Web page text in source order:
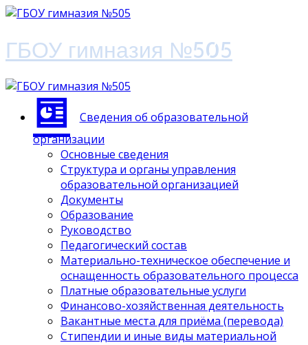
ГБОУ гимназия №505
Сведения об образовательной
организации
Основные сведения
Структура и органы управления
образовательной организацией
Документы
Образование
Руководство
Педагогический состав
Материально-техническое обеспечение и
оснащенность образовательного процесса
Платные образовательные услуги
Финансово-хозяйственная деятельность
Вакантные места для приёма (перевода)
Стипендии и иные виды материальной